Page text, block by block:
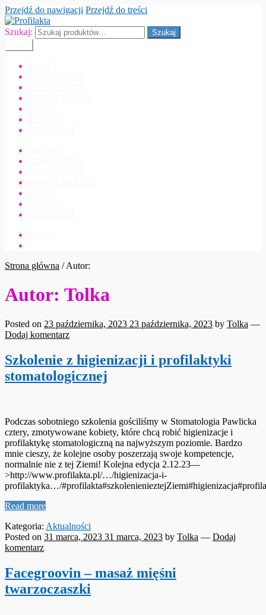
Przejdź do nawigacji Przejdź do treści
Szukaj:
Szukaj
Strona główna /Autor:
Autor: Tolka
Posted on 23 października, 2023 23 października, 2023 by Tolka —
Dodaj komentarz
Szkolenie z higienizacji i profilaktyki
stomatologicznej
Podczas sobotniego szkolenia gościliśmy w Stomatologia Pawlicka
cztery, zmotywowane kobiety, które chcą robić higienizacje i
profilaktykę stomatologiczną na najwyższym poziomie. Bardzo
mnie cieszy, że kolejne osoby poszerzają swoje kompetencje,
normalnie nie z tej Ziemi! Kolejna edycja 2.12.23—
>http://www.profilakta.pl/…/higienizacja-i-
profilaktyka…/
Read more
Kategoria: Aktualności
Posted on 31 marca, 2023 31 marca, 2023 by Tolka — Dodaj
komentarz
Facegroovin – masaż mięśni
twarzoczaszki